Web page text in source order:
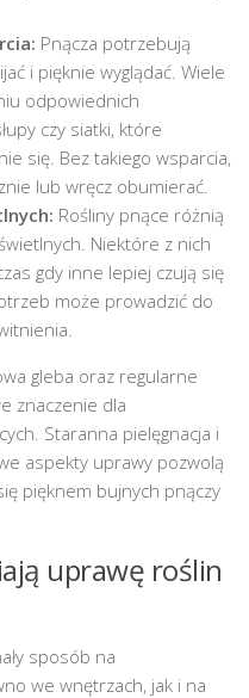
Pnącza potrzebują
i pięknie wyglądać. Wiele
odpowiednich
czy siatki, które
się. Bez takiego wsparcia,
lub wręcz obumierać.
Rośliny pnące różnią
Niektóre z nich
gdy inne lepiej czują się
może prowadzić do
gleba oraz regularne
znaczenie dla
Staranna pielęgnacja i
aspekty uprawy pozwolą
pięknem bujnych pnączy
uprawę roślin
sposób na
we wnętrzach, jak i na